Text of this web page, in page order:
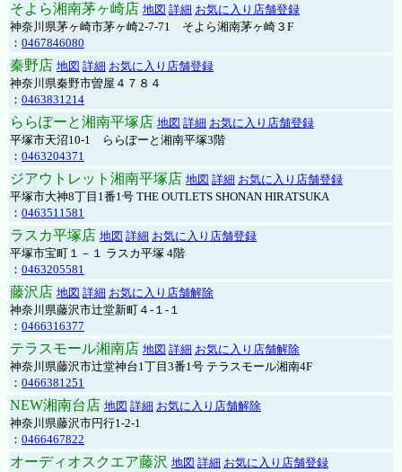
そよら湘南茅ヶ崎店 地図 詳細 お気に入り店舗登録
神奈川県茅ヶ崎市茅ヶ崎2‐7‐71 そよら湘南茅ヶ崎３F
： 0467846080
秦野店 地図 詳細 お気に入り店舗登録
神奈川県秦野市曽屋４７８４
： 0463831214
ららぽーと湘南平塚店 地図 詳細 お気に入り店舗登録
平塚市天沼10-1 ららぽーと湘南平塚3階
： 0463204371
ジアウトレット湘南平塚店 地図 詳細 お気に入り店舗登録
平塚市大神8丁目1番1号 THE OUTLETS SHONAN HIRATSUKA
： 0463511581
ラスカ平塚店 地図 詳細 お気に入り店舗登録
平塚市宝町１－１ ラスカ平塚 4階
： 0463205581
藤沢店 地図 詳細 お気に入り店舗解除
神奈川県藤沢市辻堂新町４-１-１
： 0466316377
テラスモール湘南店 地図 詳細 お気に入り店舗解除
神奈川県藤沢市辻堂神台1丁目3番1号 テラスモール湘南4F
： 0466381251
NEW湘南台店 地図 詳細 お気に入り店舗解除
神奈川県藤沢市円行1-2-1
： 0466467822
オーディオスクエア藤沢 地図 詳細 お気に入り店舗登録